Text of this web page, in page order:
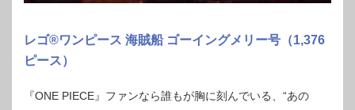
レゴ®ワンピース 海賊船 ゴーイングメリー号（1,376
ピース）
『ONE PIECE』ファンなら誰もが胸に刻んでいる、“あの